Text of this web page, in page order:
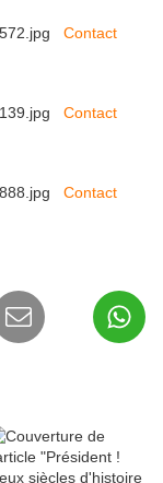
Contact
Contact
Contact